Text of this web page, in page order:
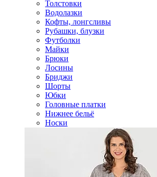
Толстовки
Водолазки
Кофты, лонгсливы
Рубашки, блузки
Футболки
Майки
Брюки
Лосины
Бриджи
Шорты
Юбки
Головные платки
Нижнее бельё
Носки